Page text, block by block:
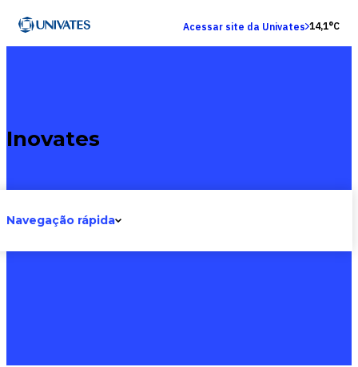
Acessar site da Univates 14,1°C
Inovates
Navegação rápida